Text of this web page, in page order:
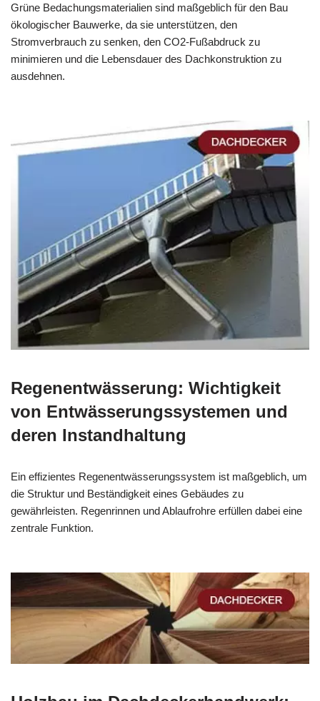
Grüne Bedachungsmaterialien sind maßgeblich für den Bau
ökologischer Bauwerke, da sie unterstützen, den
Stromverbrauch zu senken, den CO2-Fußabdruck zu
minimieren und die Lebensdauer des Dachkonstruktion zu
ausdehnen.
Regenentwässerung: Wichtigkeit
von Entwässerungssystemen und
deren Instandhaltung
Ein effizientes Regenentwässerungssystem ist maßgeblich, um
die Struktur und Beständigkeit eines Gebäudes zu
gewährleisten. Regenrinnen und Ablaufrohre erfüllen dabei eine
zentrale Funktion.